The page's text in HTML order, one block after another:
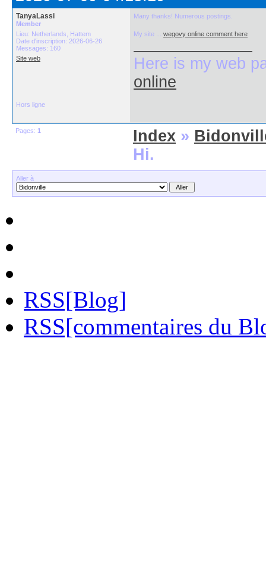
TanyaLassi
Member
Lieu: Netherlands, Hattem
Date d'inscription: 2026-06-26
Messages: 160
Site web
Many thanks! Numerous postings.
My site ... wegovy online comment here
Here is my web
online
Hors ligne
Pages: 1 Index »
Hi.
Aller à
RSS[Blog]
RSS[commentaires du